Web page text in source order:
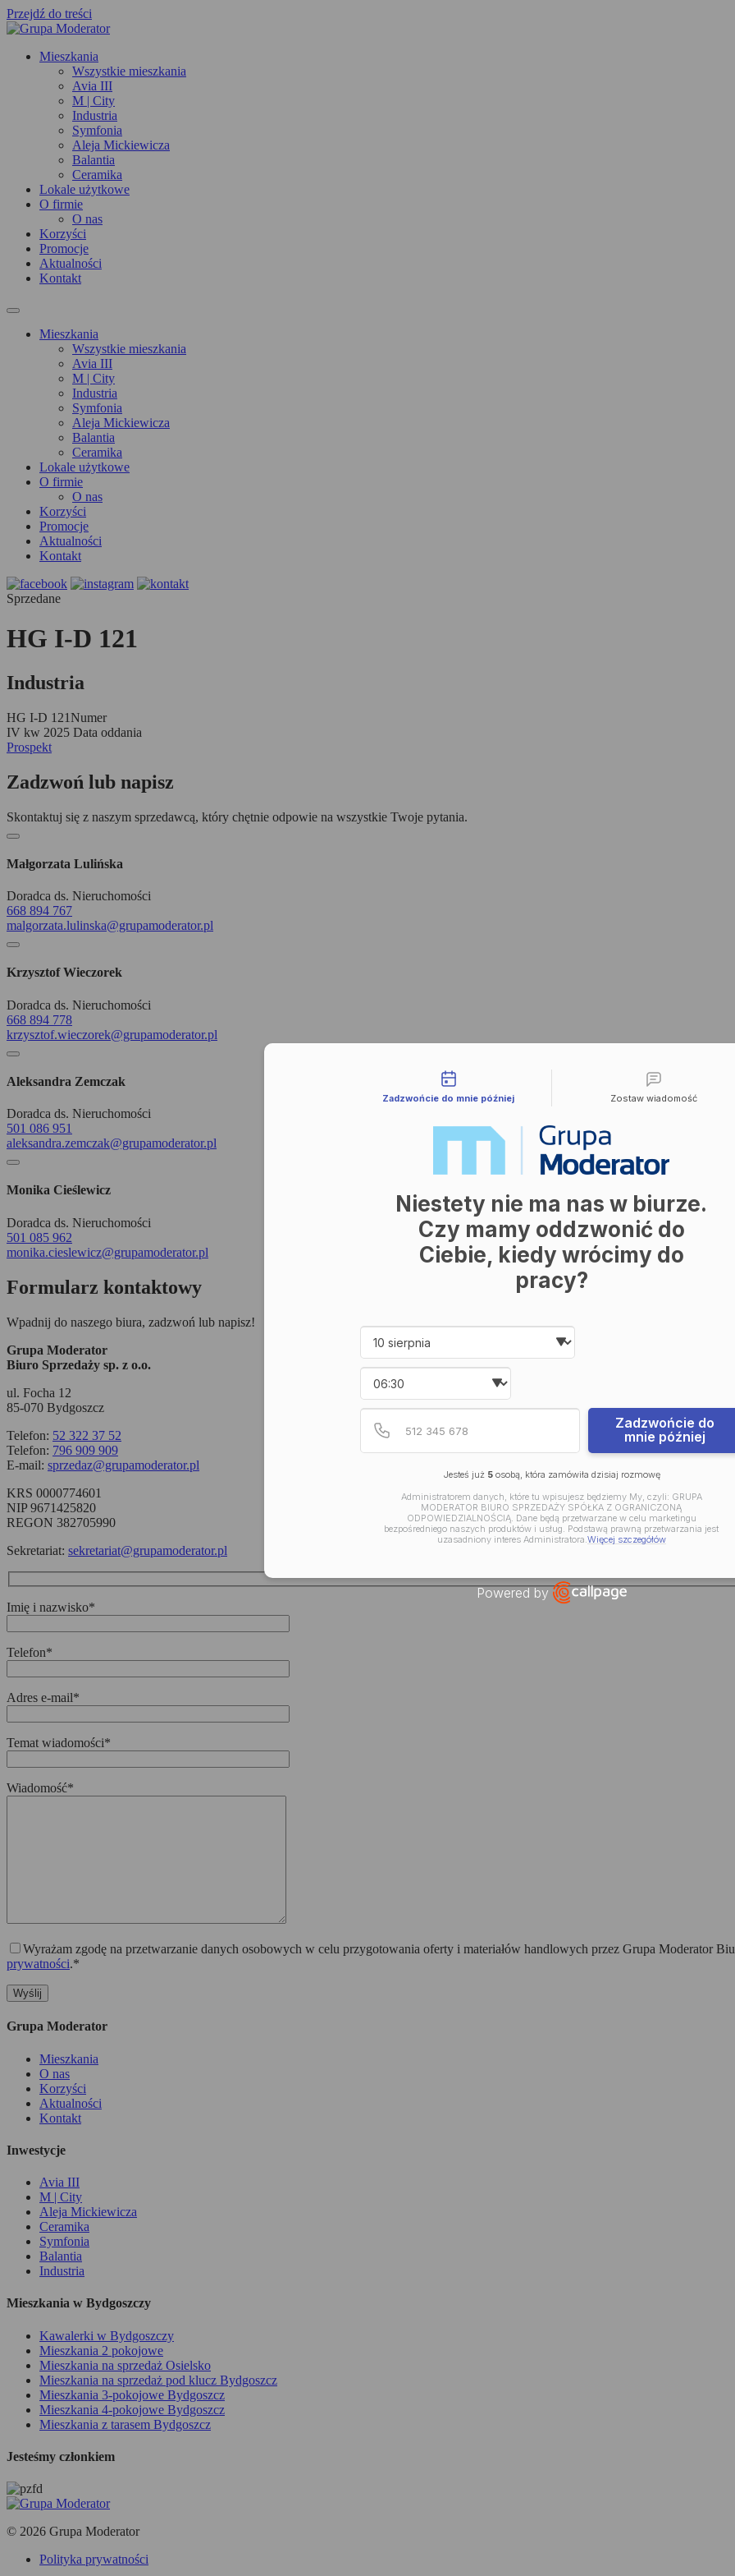
Przejdź do treści
Mieszkania
Wszystkie mieszkania
Avia III
M | City
Industria
Symfonia
Aleja Mickiewicza
Balantia
Ceramika
Lokale użytkowe
O firmie
O nas
Korzyści
Promocje
Aktualności
Kontakt
Mieszkania
Wszystkie mieszkania
Avia III
M | City
Industria
Symfonia
Aleja Mickiewicza
Balantia
Ceramika
Lokale użytkowe
O firmie
O nas
Korzyści
Promocje
Aktualności
Kontakt
Sprzedane
HG I-D 121
Industria
HG I-D 121Numer
IV kw 2025 Data oddania
Prospekt
Zadzwoń lub napisz
Skontaktuj się z naszym sprzedawcą, który chętnie odpowie na wszystkie Twoje pytania.
Małgorzata Lulińska
Doradca ds. Nieruchomości
668 894 767
malgorzata.lulinska@grupamoderator.pl
Krzysztof Wieczorek
Doradca ds. Nieruchomości
668 894 778
krzysztof.wieczorek@grupamoderator.pl
Aleksandra Zemczak
Doradca ds. Nieruchomości
501 086 951
aleksandra.zemczak@grupamoderator.pl
Monika Cieślewicz
Doradca ds. Nieruchomości
501 085 962
monika.cieslewicz@grupamoderator.pl
Formularz kontaktowy
Wpadnij do naszego biura, zadzwoń lub napisz!
Grupa Moderator
Biuro Sprzedaży sp. z o.o.
ul. Focha 12
85-070 Bydgoszcz
Telefon: 52 322 37 52
Telefon: 796 909 909
E-mail: sprzedaz@grupamoderator.pl
KRS 0000774601
NIP 9671425820
REGON 382705990
Sekretariat: sekretariat@grupamoderator.pl
Imię i nazwisko*
Telefon*
Adres e-mail*
Temat wiadomości*
Wiadomość*
Wyrażam zgodę na przetwarzanie danych osobowych w celu przygotowania oferty i materiałów handlowych przez Grupa Moderator
prywatności.*
Grupa Moderator
Mieszkania
O nas
Korzyści
Aktualności
Kontakt
Inwestycje
Avia III
M | City
Aleja Mickiewicza
Ceramika
Symfonia
Balantia
Industria
Mieszkania w Bydgoszczy
Kawalerki w Bydgoszczy
Mieszkania 2 pokojowe
Mieszkania na sprzedaż Osielsko
Mieszkania na sprzedaż pod klucz Bydgoszcz
Mieszkania 3-pokojowe Bydgoszcz
Mieszkania 4-pokojowe Bydgoszcz
Mieszkania z tarasem Bydgoszcz
Jesteśmy członkiem
© 2026 Grupa Moderator
Polityka prywatności
Możliwości kontaktu
Zadzwońcie do mnie później Zostaw wiadomość
Niestety nie ma nas w biurze.
Czy mamy oddzwonić do
Ciebie, kiedy wrócimy do
pracy?
Date and time slection for
Wybierz datę
Numer telefonu
Podaj poprawny numer
Zadzwońcie do
mnie później
Jesteś już 5osobą, która zamówiła dzisiaj rozmowę
Administratorem danych, które tu wpisujesz będziemy My, czyli: GRUPA
MODERATOR BIURO SPRZEDAŻY SPÓŁKA Z OGRANICZONĄ
ODPOWIEDZIALNOŚCIĄ. Dane będą przetwarzane w celu marketingu
bezpośredniego naszych produktów i usług. Podstawą prawną przetwarzania jest
uzasadniony interes Administratora.Więcej szczegółów
Powered by